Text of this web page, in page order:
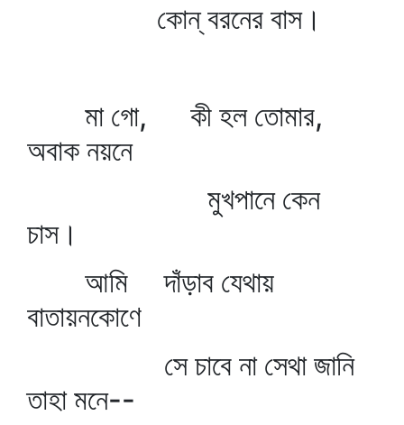
কোন্‌ বরনের বাস।
মা গো, কী হল তোমার,
অবাক নয়নে
মুখপানে কেন
চাস।
আমি দাঁড়াব যেথায়
বাতায়নকোণে
সে চাবে না সেথা জানি
তাহা মনে--